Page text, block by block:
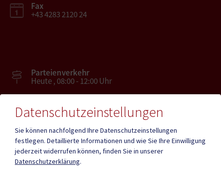
Fax
+43 4283 2120 24
Parteienverkehr
Heute , 08:00 - 12:00 Uhr
Amtsstunden
Heute , 08:00 - 12:00 , 12:30 - 15:30 Uhr
Mehr
Datenschutzeinstellungen
Sie können nachfolgend Ihre Datenschutzeinstellungen
festlegen. Detaillierte Informationen und wie Sie Ihre Einwilligung
jederzeit widerrufen können, finden Sie in unserer
Datenschutzerklärung.